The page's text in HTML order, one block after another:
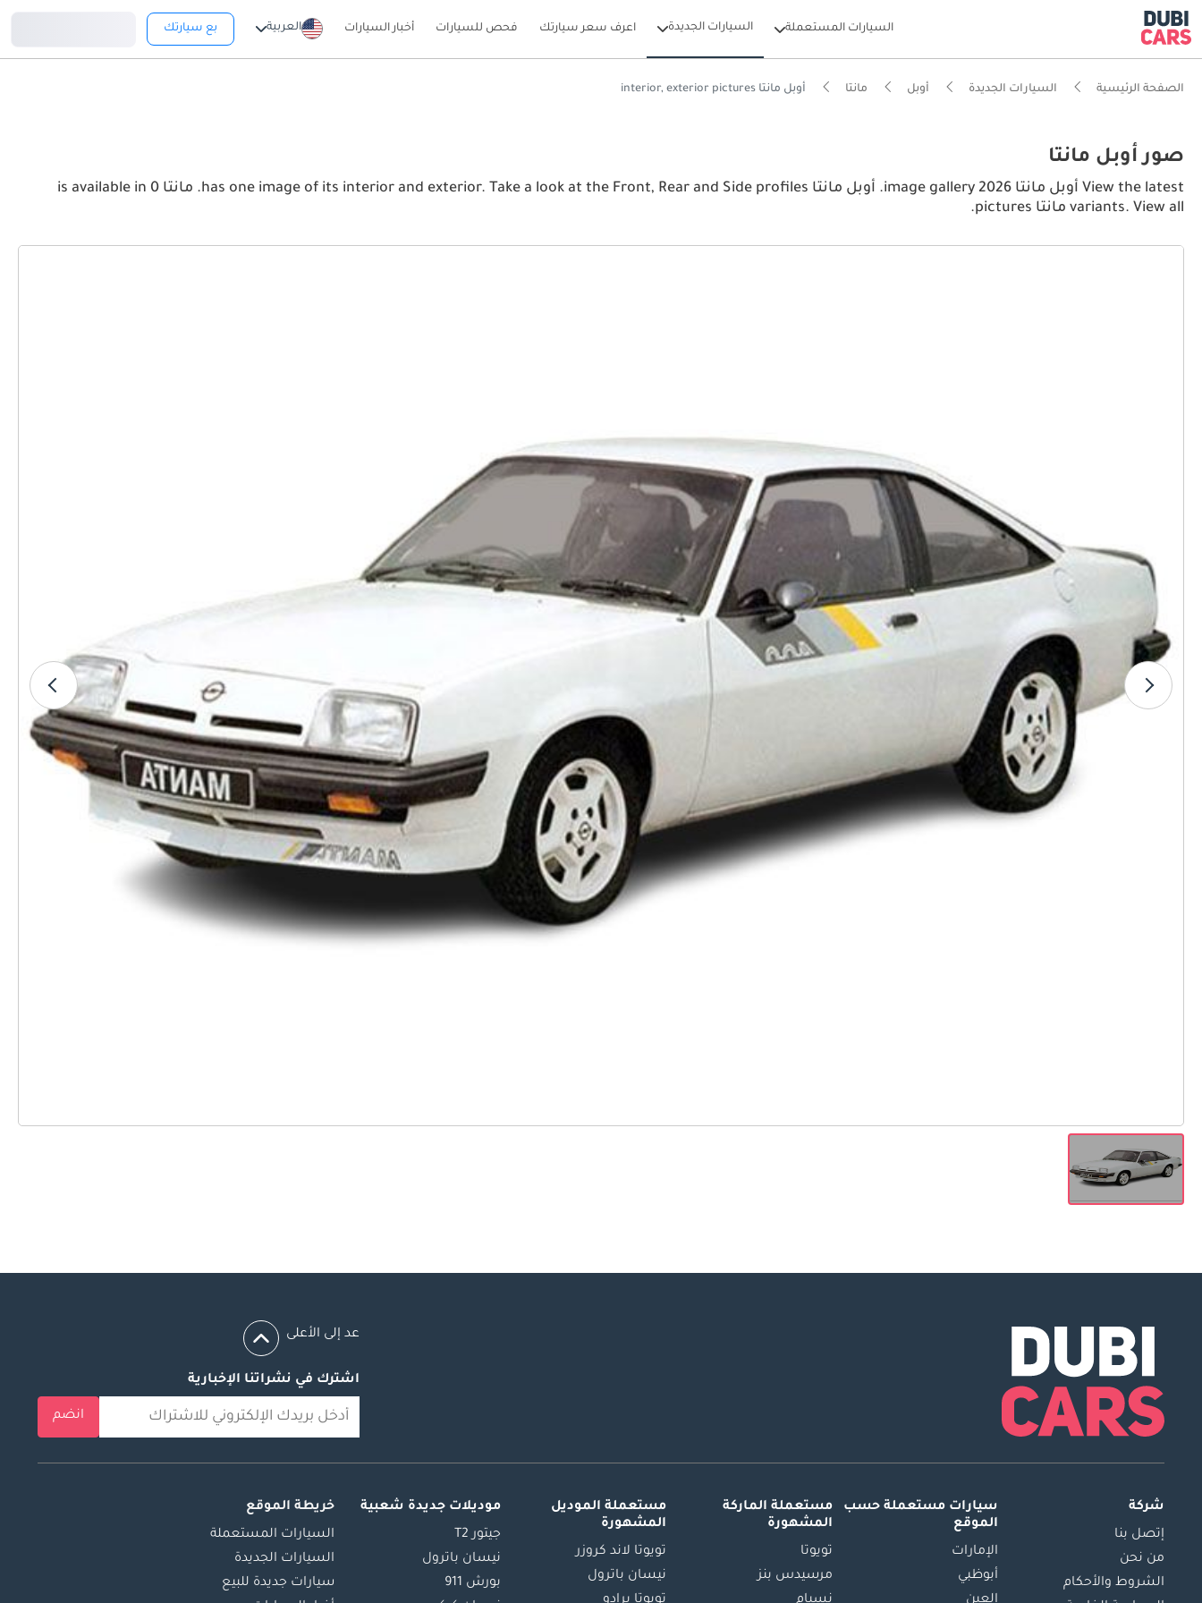
السيارات المستعملة السيارات الجديدة اعرف سعر سيارتك فحص للسيارات أخبار السيارات العربية بع سيارتك
الصفحة الرئيسية السيارات الجديدة أوبل مانتا أوبل مانتا interior, exterior pictures
صور أوبل مانتا
View the latest أوبل مانتا 2026 image gallery. أوبل مانتا has one image of its interior and exterior. Take a look at the Front, Rear and Side profiles. مانتا is available in 0
variants. View all مانتا pictures.
عد إلى الأعلى
اشترك في نشراتنا الإخبارية
انضم
شركة
إتصل بنا
من نحن
الشروط والأحكام
سيارات مستعملة حسب
الموقع
الإمارات
أبوظبي
العين
مستعملة الماركة
المشهورة
تويوتا
مرسيدس بنز
نسيام
مستعملة الموديل
المشهورة
تويوتا لاند كروزر
نيسان باترول
تويوتا برادو
موديلات جديدة شعبية
جيتور T2
نيسان باترول
بورش 911
خريطة الموقع
السيارات المستعملة
السيارات الجديدة
سيارات جديدة للبيع